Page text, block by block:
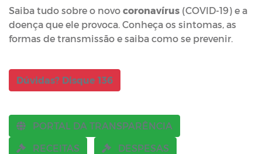
Saiba tudo sobre o novo coronavírus (COVID-19) e a
doença que ele provoca. Conheça os sintomas, as
formas de transmissão e saiba como se prevenir.
Dúvidas? Disque 136
PORTAL DA TRANSPARÊNCIA
RECEITAS
DESPESAS